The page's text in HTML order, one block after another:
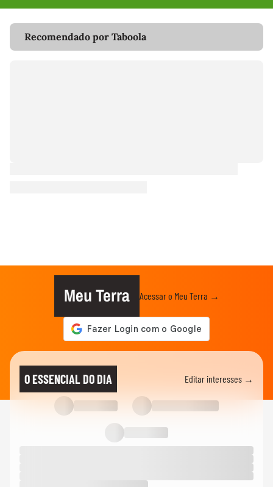
Recomendado por Taboola
Meu Terra Acessar o Meu Terra →
O ESSENCIAL DO DIA Editar interesses →